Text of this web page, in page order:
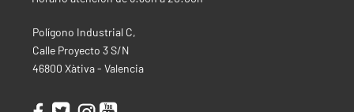
Polígono Industrial C,
Calle Proyecto 3 S/N
46800 Xàtiva - Valencia